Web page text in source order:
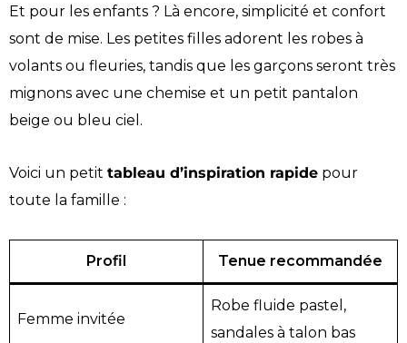
Et pour les enfants ? Là encore, simplicité et confort
sont de mise. Les petites filles adorent les robes à
volants ou fleuries, tandis que les garçons seront très
mignons avec une chemise et un petit pantalon
beige ou bleu ciel.
Voici un petit tableau d’inspiration rapide pour
toute la famille :
Profil Tenue recommandée
Femme invitée
Robe fluide pastel,
sandales à talon bas